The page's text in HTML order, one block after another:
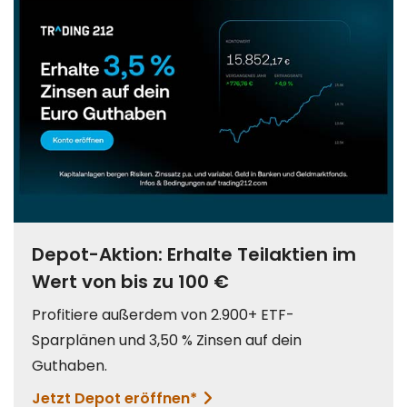
tragbare Geräte, Netzwerk-Produkte mit
Multifunktions-Display, Radarsysteme, Fischfinder,
Autopiloten, Radios und Soundprodukte an. In diesem
Portfolio befinden sich Geräte aus der Serie GPSMAP,
VHF Marine Radios und GSD. Der
Unternehmensbereich Outdoor bietet alles, was das
Herz des Outdoor-Sportlers begehrt. Kernelemente
sind die Modelle Oregon, Rino, Montana, Dakota, eTrex,
Approach - das Modell für den Golfsport, Astro, das
Hunde-Tracking-System und GPSMAP, welches
bevorzugt von Jägern, Wanderern und Kletter-Fans
eingesetzt wird. Das Fitness-Segment richtet sich wie
auch der Outdoor-Bereich an Endkunden. Offeriert